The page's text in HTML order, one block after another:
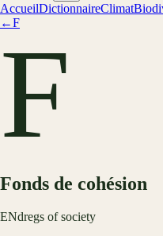
AccueilDictionnaireClimat
←F
F
Fonds de cohésion
ENdregs of society